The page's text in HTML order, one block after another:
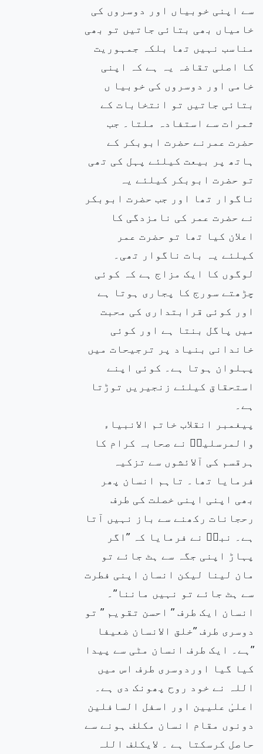
سے اپنی خوبیاں اور دوسروں کی
خامیاں بھی بتائی جاتیں تو بھی
مناسب نہیں تھا بلکہ جمہوریت
کا اصلی تقاضہ یہ ہے کہ اپنی
خامی اور دوسروں کی خوبیا ں
بتائی جاتیں تو انتخابات کے
ثمرات سے استفادہ ملتا۔ جب
حضرت عمرنے حضرت ابوبکر کے
ہاتھ پر بیعت کیلئے پہل کی تھی
تو حضرت ابوبکر کیلئے یہ
ناگوار تھا اور جب حضرت ابوبکر
نے حضرت عمر کی نامزدگی کا
اعلان کیا تھا تو حضرت عمر
کیلئے یہ بات ناگوار تھی۔
لوگوں کا ایک مزاج ہے کہ کوئی
چڑھتے سورج کا پجاری ہوتا ہے
اور کوئی قرابتداری کی محبت
میں پاگل بنتا ہے اور کوئی
خاندانی بنیاد پر ترجیحات میں
پہلوان ہوتا ہے۔ کوئی اپنے
استحقاق کیلئے زنجیریں توڑتا
ہے۔
پیغمبر انقلاب خاتم الانبیاء
والمرسلینۖ نے صحابہ کرام کا
ہرقسم کی آلائشوں سے تزکیہ
فرمایا تھا۔ تاہم انسان پھر
بھی اپنی اپنی خصلت کی طرف
رحجانات رکھنے سے باز نہیں آتا
ہے۔ نبیۖ نے فرمایا کہ ”اگر
پہاڑ اپنی جگہ سے ہٹ جائے تو
مان لینا لیکن انسان اپنی فطرت
سے ہٹ جائے تو نہیں ماننا”۔
انسان ایک طرف ” احسن تقویم ” تو
دوسری طرف ”خلق الانسان ضعیفا
”ہے۔ ایک طرف انسان مٹی سے پیدا
کیا گیا اوردوسری طرف اس میں
اللہ نے خود روح پھونک دی ہے۔
اعلیٰ علیین اور اسفل السافلین
دونوں مقام انسان مکلف ہونے سے
حاصل کرسکتا ہے ۔ لایکلف اللہ